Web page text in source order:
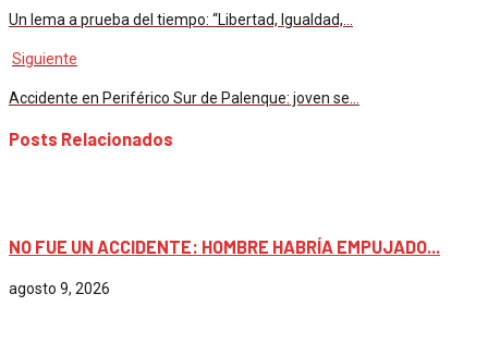
Un lema a prueba del tiempo: “Libertad, Igualdad,…
Siguiente
Accidente en Periférico Sur de Palenque: joven se…
Posts Relacionados
NO FUE UN ACCIDENTE: HOMBRE HABRÍA EMPUJADO...
agosto 9, 2026